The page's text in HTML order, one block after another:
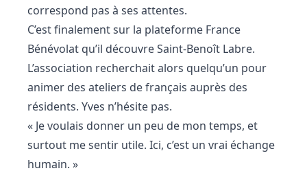
correspond pas à ses attentes.
C’est finalement sur la plateforme France
Bénévolat qu’il découvre Saint-Benoît Labre.
L’association recherchait alors quelqu’un pour
animer des ateliers de français auprès des
résidents. Yves n’hésite pas.
« Je voulais donner un peu de mon temps, et
surtout me sentir utile. Ici, c’est un vrai échange
humain. »